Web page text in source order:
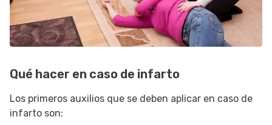
Qué hacer en caso de infarto
Los primeros auxilios que se deben aplicar en caso de
infarto son: